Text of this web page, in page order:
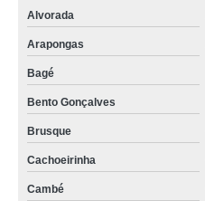
Alvorada
Arapongas
Bagé
Bento Gonçalves
Brusque
Cachoeirinha
Cambé